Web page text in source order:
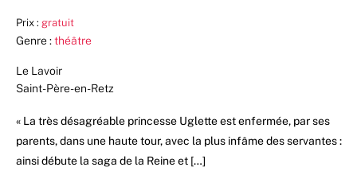
Prix : gratuit
Genre :théâtre
Le Lavoir
Saint-Père-en-Retz
« La très désagréable princesse Uglette est enfermée, par ses
parents, dans une haute tour, avec la plus infâme des servantes :
ainsi débute la saga de la Reine et […]